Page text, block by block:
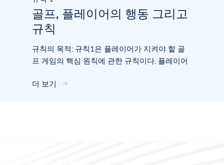
골프, 플레이어의 행동 그리고
규칙
규칙의 목적: 규칙1은 플레이어가 지켜야 할 골
프 게임의 핵심 원칙에 관한 규칙이다. 플레이어
대로 플레이한다. 플레이어는 규칙과 골프 게임
더 보기